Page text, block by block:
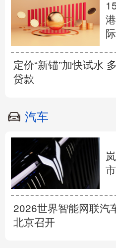
定价“新锚”加快试水
贷款
汽车
2026世界智能网联汽
北京召开